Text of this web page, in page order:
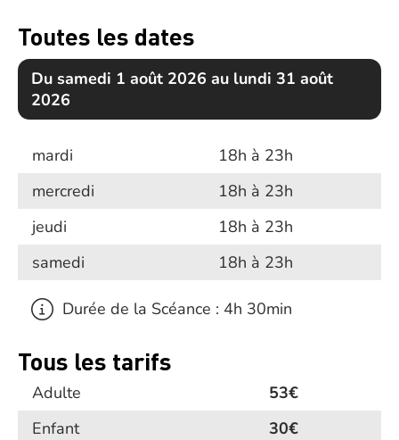
Toutes les dates
Du samedi 1 août 2026 au lundi 31 août
2026
mardi
18h à 23h
mercredi
18h à 23h
jeudi
18h à 23h
samedi
18h à 23h
Durée de la Scéance : 4h 30min
Tous les tarifs
Adulte
53€
Enfant
30€